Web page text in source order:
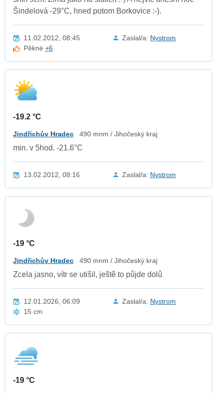
Šindelová -29°C, hned potom Borkovice :-).
11.02.2012, 08:45 Zaslal/a: Nystrom
Pěkné+6
-19.2 °C
Jindřichův Hradec 490 mnm / Jihočeský kraj
min. v 5hod. -21.6°C
13.02.2012, 08:16 Zaslal/a: Nystrom
-19 °C
Jindřichův Hradec 490 mnm / Jihočeský kraj
Zcela jasno, vítr se utišil, ještě to půjde dolů
12.01.2026, 06:09 Zaslal/a: Nystrom
15 cm
-19 °C